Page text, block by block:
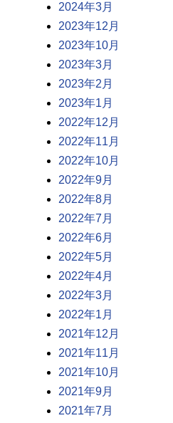
2024年3月
2023年12月
2023年10月
2023年3月
2023年2月
2023年1月
2022年12月
2022年11月
2022年10月
2022年9月
2022年8月
2022年7月
2022年6月
2022年5月
2022年4月
2022年3月
2022年1月
2021年12月
2021年11月
2021年10月
2021年9月
2021年7月